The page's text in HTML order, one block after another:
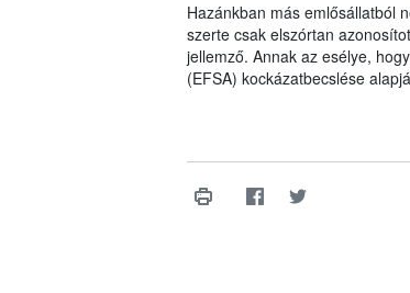
Hazánkban más emlősállatból
szerte csak elszórtan
jellemző. Annak az esélye,
(EFSA) kockázatbecslése